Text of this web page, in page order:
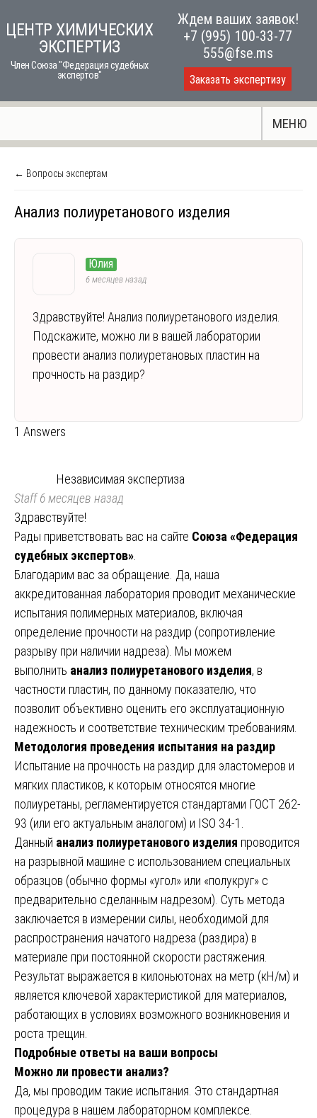
toЦЕНТР ХИМИЧЕСКИХ
ЭКСПЕРТИЗ
Член Союза "Федерация судебных
экспертов"
Ждем ваших заявок!
+7 (995) 100-33-77
555@fse.ms
Заказать экспертизу
МЕНЮ
← Вопросы экспертам
Анализ полиуретанового изделия
Юлия
6 месяцев назад
Здравствуйте! Анализ полиуретанового изделия.
Подскажите, можно ли в вашей лаборатории
провести анализ полиуретановых пластин на
прочность на раздир?
1 Answers
Независимая экспертиза
Staff6 месяцев назад
Здравствуйте!
Рады приветствовать вас на сайте Союза «Федерация
судебных экспертов»
Благодарим вас за обращение. Да, наша
аккредитованная лаборатория проводит механические
испытания полимерных материалов, включая
определение прочности на раздир (сопротивление
разрыву при наличии надреза). Мы можем
выполнить анализ полиуретанового изделия, в
частности пластин, по данному показателю, что
позволит объективно оценить его эксплуатационную
надежность и соответствие техническим требованиям.
Методология проведения испытания на раздир
Испытание на прочность на раздир для эластомеров и
мягких пластиков, к которым относятся многие
полиуретаны, регламентируется стандартами ГОСТ 262-
93 (или его актуальным аналогом) и ISO 34-1.
Данный анализ полиуретанового изделия проводится
на разрывной машине с использованием специальных
образцов (обычно формы «угол» или «полукруг» с
предварительно сделанным надрезом). Суть метода
заключается в измерении силы, необходимой для
распространения начатого надреза (раздира) в
материале при постоянной скорости растяжения.
Результат выражается в килоньютонах на метр (кН/м) и
является ключевой характеристикой для материалов,
работающих в условиях возможного возникновения и
роста трещин.
Подробные ответы на ваши вопросы
Можно ли провести анализ?
Да, мы проводим такие испытания. Это стандартная
процедура в нашем лабораторном комплексе.